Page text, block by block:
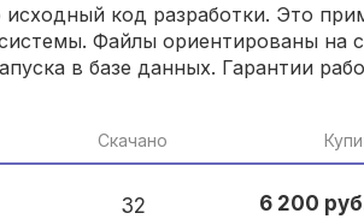
код разработки. Это
Файлы ориентированы на
в базе данных. Гарантии
Скачано
32 6 200